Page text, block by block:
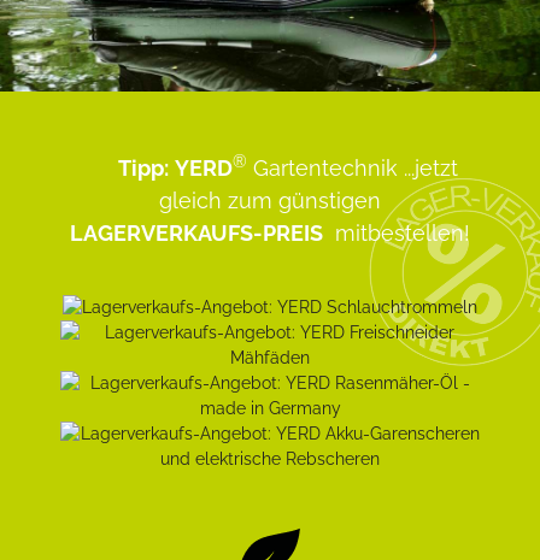
Tipp: YERD® Gartentechnik ...jetzt
gleich zum günstigen
LAGERVERKAUFS-PREIS mitbestellen!